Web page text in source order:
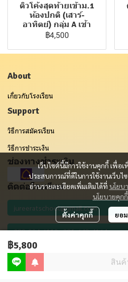
ติวโค้งสุดท้ายเข้าม.1
ห้องปกติ (เสาร์-
อาทิตย์) กลุ่ม A เช้า
฿4,500
฿5,800
สินค้
เว็บไซต์นี้มีการใช้งานคุกกี้ เพื่อ
ประสบการณ์ที่ดีในการใช้งานเว็บไ
อ่านรายละเอียดเพิ่มเติมได้ที่ นโยบ
นโยบายคุกกี้
ตั้งค่าคุกกี้ ยอ
About
เกี่ยวกับโรงเรียน
Support
วิธีการสมัครเรียน
วิธีการชำระเงิน
ช่องทางชำระเงิน
ติดต่อโรงเรียน
รับข่าวสาร